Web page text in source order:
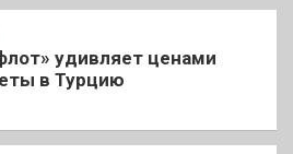
удивляет ценами
в Турцию